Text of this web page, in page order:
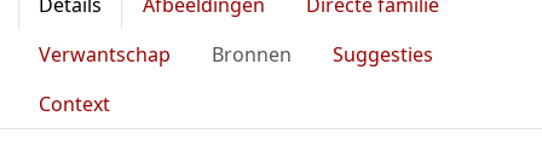
Verwantschap
Bronnen
Suggesties
Context